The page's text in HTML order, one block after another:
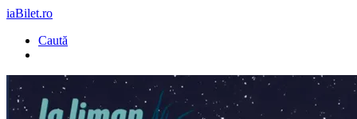
iaBilet.ro
Caută